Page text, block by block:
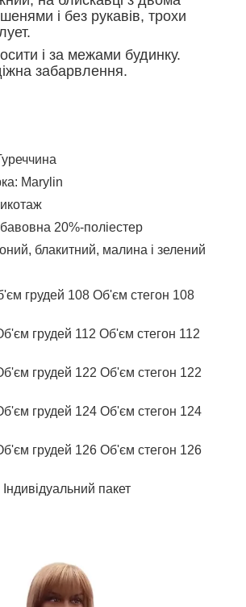
і без рукавів, трохи
і за межами будинку.
забарвлення.
Marylin
20%-поліестер
блакитний, малина і зелений
грудей 108 Об'єм стегон 108
грудей 112 Об'єм стегон 112
грудей 122 Об'єм стегон 122
грудей 124 Об'єм стегон 124
грудей 126 Об'єм стегон 126
пакет